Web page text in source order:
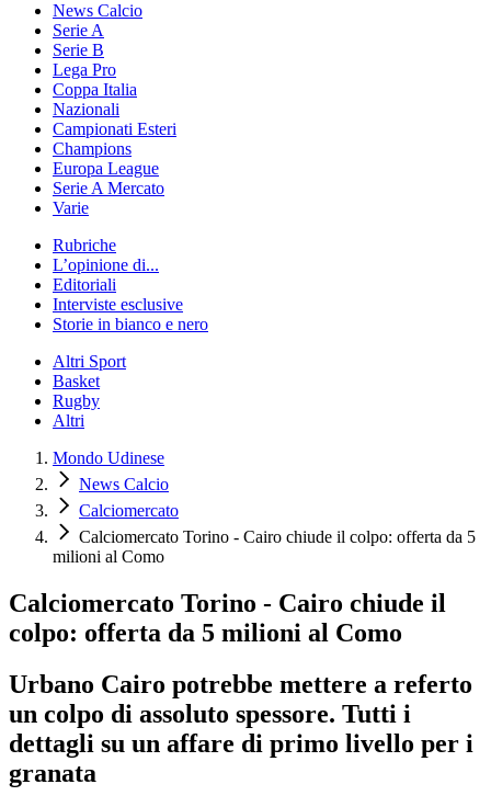
News Calcio
Serie A
Serie B
Lega Pro
Coppa Italia
Nazionali
Campionati Esteri
Champions
Europa League
Serie A Mercato
Varie
Rubriche
L’opinione di...
Editoriali
Interviste esclusive
Storie in bianco e nero
Altri Sport
Basket
Rugby
Altri
Mondo Udinese
News Calcio
Calciomercato
Calciomercato Torino - Cairo chiude il colpo: offerta da 5
milioni al Como
Calciomercato Torino - Cairo chiude il
colpo: offerta da 5 milioni al Como
Urbano Cairo potrebbe mettere a referto
un colpo di assoluto spessore. Tutti i
dettagli su un affare di primo livello per i
granata